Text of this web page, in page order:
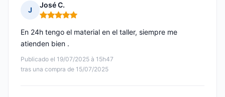
J
José C.
Nota: 5 de 5
Publicado el 19/07/2025 à 15h47
tras una compra de 15/07/2025
En 24h tengo el material en el taller, siempre me
atienden bien .